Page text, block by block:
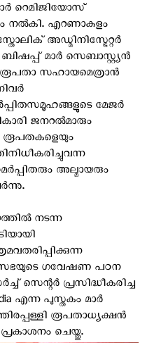
റെമിജിയോസ്
നൽകി. എറണാകുളം
അഡ്മിനിസ്ട്രേറ്റർ
മാർ സെബാസ്റ്റ്യൻ
സഹായമെത്രാൻ
മേജർ
ജനറൽമാരും
രൂപതകളെയും
അല്മായരും
നടന്ന
സഭയുടെ ഗവേഷണ പഠന
സെന്റർ പ്രസിദ്ധീകരിച്ച
എന്ന പുസ്തകം മാർ
രൂപതാധ്യക്ഷൻ
ചെയ്തു.